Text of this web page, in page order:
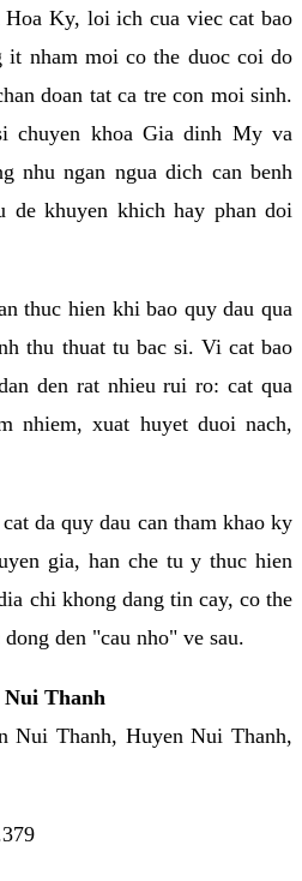
Ky, loi ich cua viec cat bao
it nham moi co the duoc coi do
doan tat ca tre con moi sinh.
chuyen khoa Gia dinh My va
nhu ngan ngua dich can benh
de khuyen khich hay phan doi
thuc hien khi bao quy dau qua
thu thuat tu bac si. Vi cat bao
den rat nhieu rui ro: cat qua
nhiem, xuat huyet duoi nach,
da quy dau can tham khao ky
gia, han che tu y thuc hien
chi khong dang tin cay, co the
den "cau nho" ve sau.
Nui Thanh
Thanh, Huyen Nui Thanh,